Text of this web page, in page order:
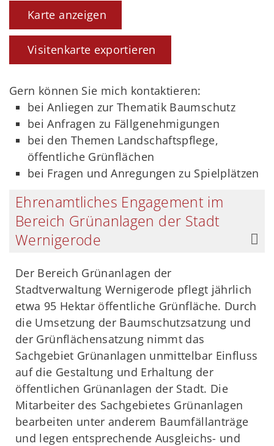
Karte anzeigen
Visitenkarte exportieren
Gern können Sie mich kontaktieren:
bei Anliegen zur Thematik Baumschutz
bei Anfragen zu Fällgenehmigungen
bei den Themen Landschaftspflege,
öffentliche Grünflächen
bei Fragen und Anregungen zu Spielplätzen
Ehrenamtliches Engagement im
Bereich Grünanlagen der Stadt
Wernigerode
Der Bereich Grünanlagen der
Stadtverwaltung Wernigerode pflegt jährlich
etwa 95 Hektar öffentliche Grünfläche. Durch
die Umsetzung der Baumschutzsatzung und
der Grünflächensatzung nimmt das
Sachgebiet Grünanlagen unmittelbar Einfluss
auf die Gestaltung und Erhaltung der
öffentlichen Grünanlagen der Stadt. Die
Mitarbeiter des Sachgebietes Grünanlagen
bearbeiten unter anderem Baumfällanträge
und legen entsprechende Ausgleichs- und